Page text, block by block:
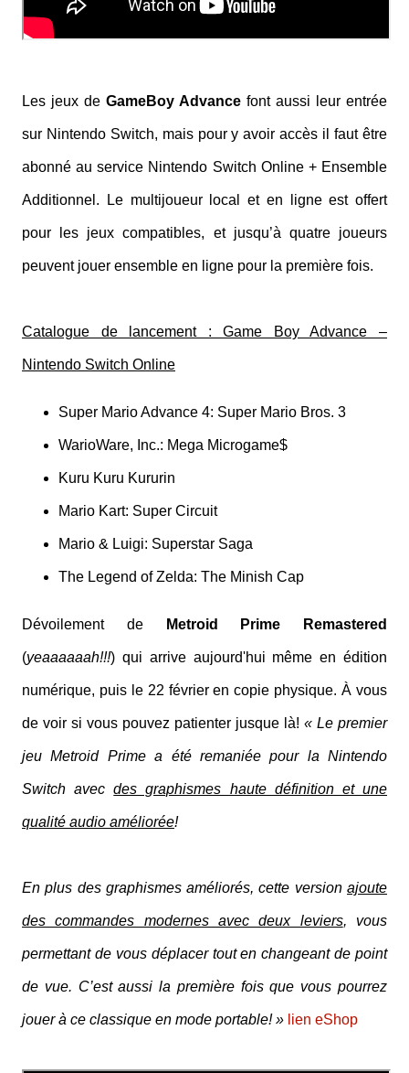
Les jeux de GameBoy Advance font aussi leur entrée
sur Nintendo Switch, mais pour y avoir accès il faut être
abonné au service Nintendo Switch Online + Ensemble
Additionnel. Le multijoueur local et en ligne est offert
pour les jeux compatibles, et jusqu’à quatre joueurs
peuvent jouer ensemble en ligne pour la première fois.
Catalogue de lancement : Game Boy Advance –
Nintendo Switch Online
Super Mario Advance 4: Super Mario Bros. 3
WarioWare, Inc.: Mega Microgame$
Kuru Kuru Kururin
Mario Kart: Super Circuit
Mario & Luigi: Superstar Saga
The Legend of Zelda: The Minish Cap
Dévoilement de Metroid Prime Remastered
(yeaaaaaah!!!) qui arrive aujourd'hui même en édition
numérique, puis le 22 février en copie physique. À vous
de voir si vous pouvez patienter jusque là! « Le premier
jeu Metroid Prime a été remaniée pour la Nintendo
Switch avecdes graphismes haute définition et une
qualité audio améliorée!
En plus des graphismes améliorés, cette version ajoute
des commandes modernes avec deux leviers, vous
permettant de vous déplacer tout en changeant de point
de vue. C’est aussi la première fois que vous pourrez
jouer à ce classique en mode portable! » lien eShop